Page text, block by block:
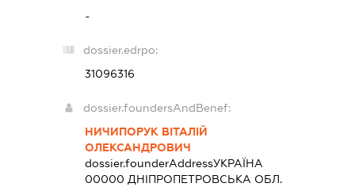
-
dossier.edrpo:
31096316
dossier.foundersAndBenef:
НИЧИПОРУК ВІТАЛІЙ
ОЛЕКСАНДРОВИЧ
dossier.founderAddressУКРАЇНА
00000 ДНIПРОПЕТРОВСЬКА ОБЛ.